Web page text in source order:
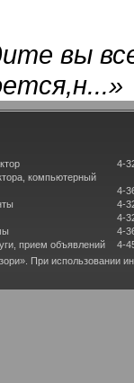
вы
»
компьютерный
прием объявлений
4-
4-
4-
4-
4-
4-
При использовании